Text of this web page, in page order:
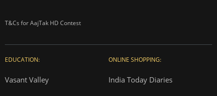
T&Cs for AajTak HD Contest
EDUCATION:
Vasant Valley
ONLINE SHOPPING:
India Today Diaries